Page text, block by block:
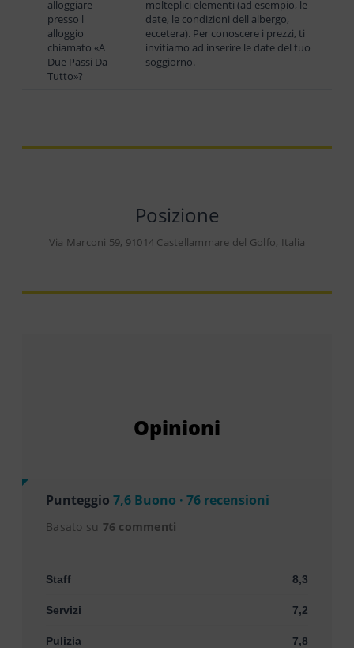
alloggiare
presso l
alloggio
chiamato «A
Due Passi Da
Tutto»?
molteplici elementi (ad esempio, le
date, le condizioni dell albergo,
eccetera). Per conoscere i prezzi, ti
invitiamo ad inserire le date del tuo
soggiorno.
Posizione
Via Marconi 59, 91014 Castellammare del Golfo, Italia
Opinioni
Punteggio 7,6 Buono · 76 recensioni
Basato su 76 commenti
Staff 8,3
Servizi 7,2
Pulizia 7,8